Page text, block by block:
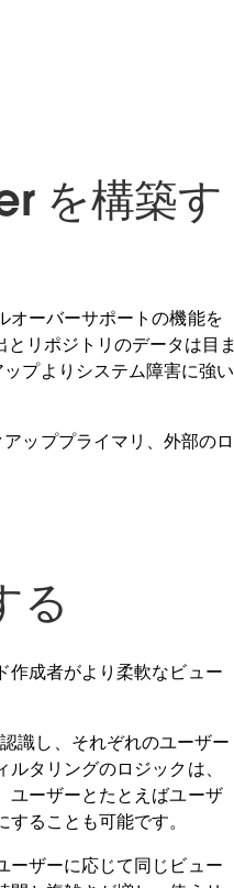
を構築す
オーバーサポートの機能を
リポジトリのデータは目ま
プよりシステム障害に強い
ッププライマリ、外部のロ
る
作成者がより柔軟なビュー
識し、それぞれのユーザー
タリングのロジックは、
ユーザーとたとえばユーザ
ることも可能です。
ーザーに応じて同じビュー